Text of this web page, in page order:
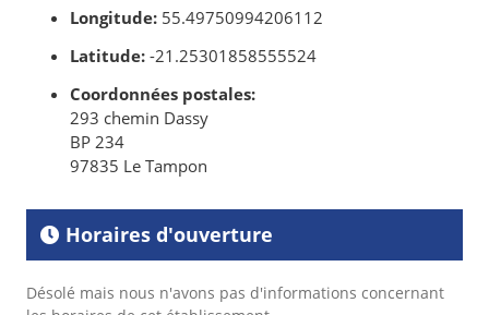
Longitude: 55.49750994206112
Latitude: -21.25301858555524
Coordonnées postales:
293 chemin Dassy
BP 234
97835 Le Tampon
Horaires d'ouverture
Désolé mais nous n'avons pas d'informations concernant